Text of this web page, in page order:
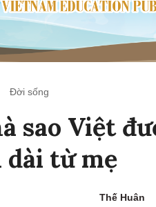
Đời sống
sao Việt
dài từ mẹ
Thế Huân